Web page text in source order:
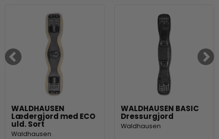
WALDHAUSEN
Lædergjord med ECO
uld. Sort
Waldhausen
WALDHAUSEN BASIC
Dressurgjord
Waldhausen